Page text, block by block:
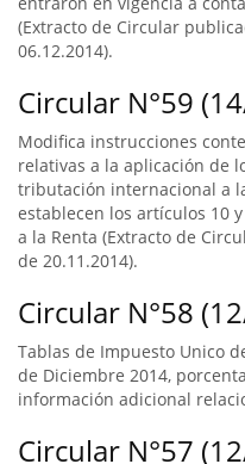
(Extracto de Circular
06.12.2014).
Circular N°59
Modifica instrucciones
relativas a la aplicación de
tributación internacional a
establecen los artículos 10
a la Renta (Extracto de
de 20.11.2014).
Circular N°58
Tablas de Impuesto Unico
de Diciembre 2014,
información adicional
Circular N°57